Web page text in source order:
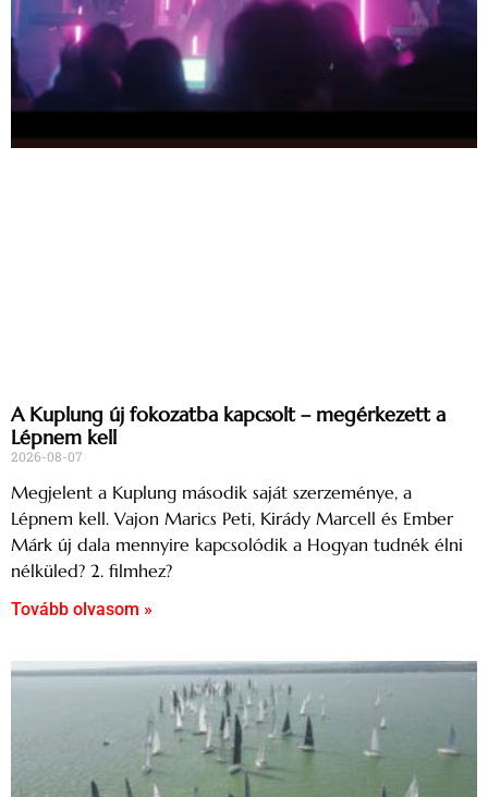
A Kuplung új fokozatba kapcsolt – megérkezett a
Lépnem kell
2026-08-07
Megjelent a Kuplung második saját szerzeménye, a
Lépnem kell. Vajon Marics Peti, Kirády Marcell és Ember
Márk új dala mennyire kapcsolódik a Hogyan tudnék élni
nélküled? 2. filmhez?
Tovább olvasom »